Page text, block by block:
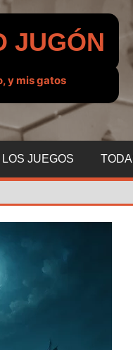
JUGÓN
y mis gatos
JUEGOS